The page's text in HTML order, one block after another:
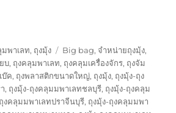
มพาเลท, ถุงมุ้ง Tags
Big bag, จำหน่ายถุงมุ้ง,
บ, ถุงคลุมพาเลท, ถุงคลุมเครื่องจักร, ถุงจัม
บ๊ค, ถุงพลาสติกขนาดใหญ่, ถุงมุ้ง, ถุงมุ้ง-ถุง
, ถุงมุ้ง-ถุงคลุมมพาเลทชลบุรี, ถุงมุ้ง-ถุงคลุม
งคลุมมพาเลทปราจีนบุรี, ถุงมุ้ง-ถุงคลุมมพา